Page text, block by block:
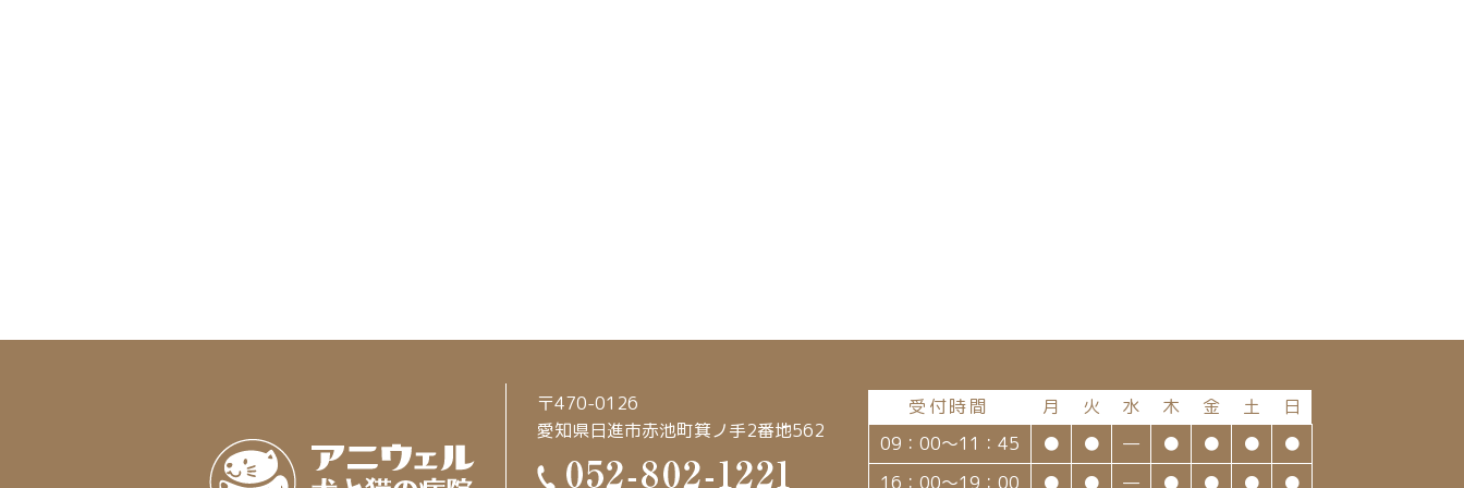
〒470-0126
愛知県日進市赤池町箕ノ手2番地562
受付時間 月 火 水 木 金 土
日
09：00～11：45
● ● — ● ● ●
●
16：00～19：00
● ● — ● ● ● ●